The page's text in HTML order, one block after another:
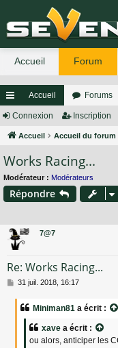
ac
co
ur
ci
Accueil Forums
Connexion Inscription
Accueil Accueil du forum
Works Racing...
Modérateur : Modérateurs
Répondre
7@7
Re: Works Racing...
M
31 juil. 2018, 16:17
Miniman81 a écrit :
xave a écrit :
ou alors, anticiper les